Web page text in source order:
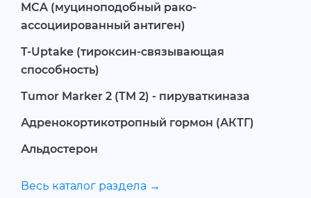
MCA (муциноподобный рако-
ассоциированный антиген)
T-Uptake (тироксин-связывающая
способность)
Tumor Marker 2 (TM 2) - пируваткиназа
Адренокортикотропный гормон (АКТГ)
Альдостерон
Весь каталог раздела →